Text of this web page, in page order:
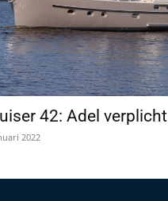
42: Adel verplicht
2022